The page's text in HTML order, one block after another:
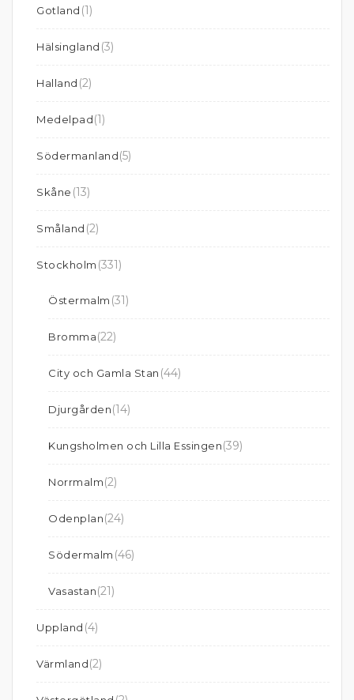
Gotland (1)
Hälsingland (3)
Halland (2)
Medelpad(1)
Södermanland(5)
Skåne (13)
Småland (2)
Stockholm (331)
Östermalm (31)
Bromma(22)
City och Gamla Stan (44)
Djurgården(14)
Kungsholmen och Lilla Essingen(39)
Norrmalm(2)
Odenplan(24)
Södermalm (46)
Vasastan(21)
Uppland (4)
Värmland(2)